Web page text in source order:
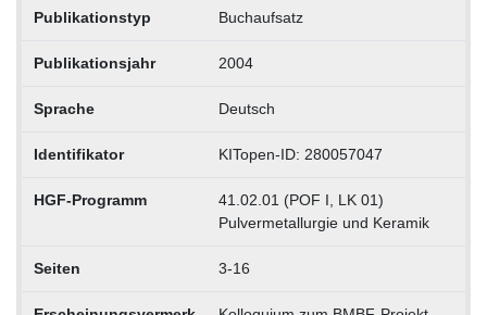
Publikationstyp Buchaufsatz
Publikationsjahr 2004
Sprache Deutsch
Identifikator KITopen-ID: 280057047
HGF-Programm
41.02.01 (POF I, LK 01)
Pulvermetallurgie und Keramik
Seiten 3-16